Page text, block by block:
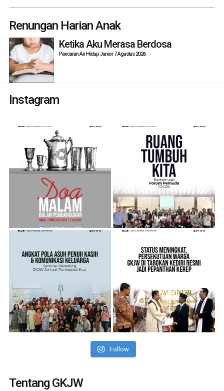
Renungan Harian Anak
Ketika Aku Merasa Berdosa
Pancaran Air Hidup Junior 7 Agustus 2026
Instagram
Follow
Tentang GKJW